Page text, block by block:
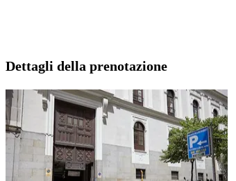
Dettagli della prenotazione